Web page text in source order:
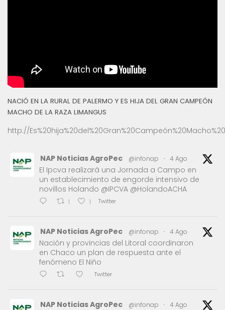
NACIÓ EN LA RURAL DE PALERMO Y ES HIJA DEL GRAN CAMPEÓN
MACHO DE LA RAZA LIMANGUS
http://
NAP Noticias AgroPec @infonap · 4 Ago
El Ipcva realizará una Jornada a Campo en
un establecimiento de engorde intensivo de
novillos Holando @IPCVA @HolandoACHA
1 1 Twitter
NAP Noticias AgroPec @infonap · 4 Ago
Nación y provincias del Litoral coordinaron
en Chaco un plan de respuesta ante el
fenómeno El Niño
Twitter
NAP Noticias AgroPec @infonap · 4 Ago